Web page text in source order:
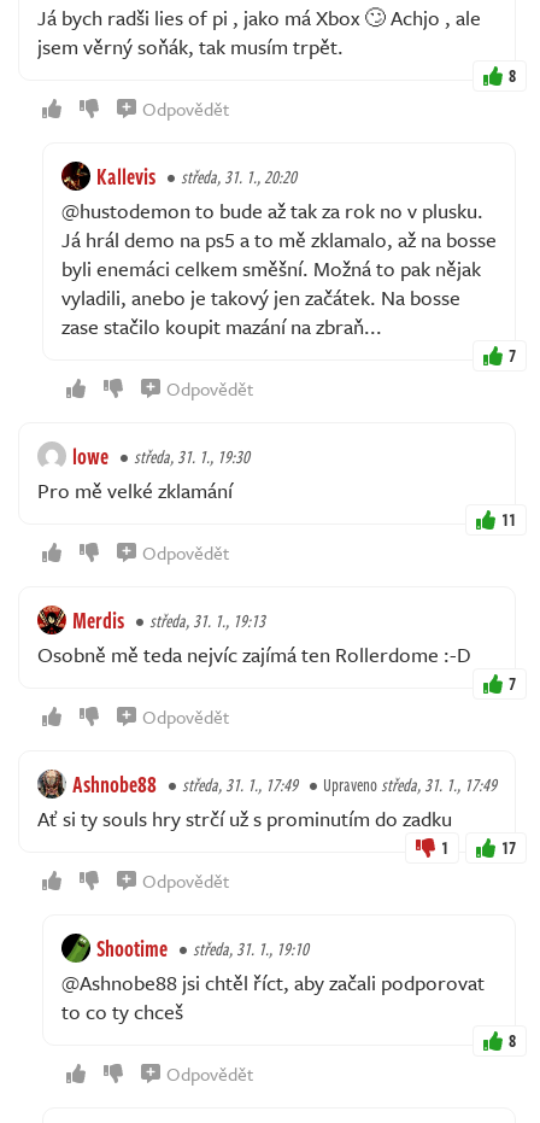
Já bych radši lies of pi , jako má Xbox 🙄 Achjo , ale
jsem věrný soňák, tak musím trpět.
8
Odpovědět
Kallevis středa, 31. 1., 20:20
@hustodemon to bude až tak za rok no v plusku.
Já hrál demo na ps5 a to mě zklamalo, až na bosse
byli enemáci celkem směšní. Možná to pak nějak
vyladili, anebo je takový jen začátek. Na bosse
zase stačilo koupit mazání na zbraň...
7
Odpovědět
lowe středa, 31. 1., 19:30
Pro mě velké zklamání
11
Odpovědět
Merdis středa, 31. 1., 19:13
Osobně mě teda nejvíc zajímá ten Rollerdome :⁠-⁠D
7
Odpovědět
Ashnobe88 středa, 31. 1., 17:49 Upravenostředa, 31. 1., 17:49
Ať si ty souls hry strčí už s prominutím do zadku
1 17
Odpovědět
Shootime středa, 31. 1., 19:10
@Ashnobe88 jsi chtěl říct, aby začali podporovat
to co ty chceš
8
Odpovědět